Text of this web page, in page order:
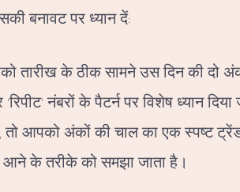
बनावट पर ध्यान दें:
तारीख के ठीक सामने उस दिन की दो
नंबरों के पैटर्न पर विशेष ध्यान
आपको अंकों की चाल का एक स्पष्ट
आने के तरीके को समझा जाता है।